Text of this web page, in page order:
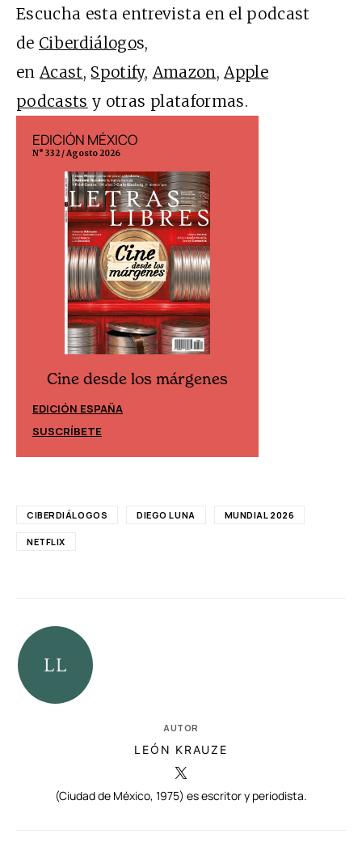
Escucha esta entrevista en el podcast
de Ciberdiálogos,
enAcast, Spotify, Amazon,Apple
podcasts y otras plataformas.
EDICIÓN MÉXICO
N° 332 / Agosto 2026
Cine desde los márgenes
EDICIÓN ESPAÑA
SUSCRÍBETE
CIBERDIÁLOGOS DIEGO LUNA MUNDIAL 2026
NETFLIX
AUTOR
LEÓN KRAUZE
(Ciudad de México, 1975) es escritor y periodista.